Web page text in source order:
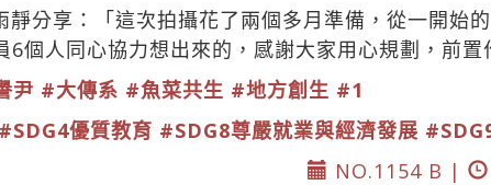
靜分享：「這次拍攝花了兩個多月準備，從一開始
6個人同心協力想出來的，感謝大家用心規劃，前置
尹 #大傳系 #魚菜共生 #地方創生 #1
#SDG4優質教育 #SDG8尊嚴就業與經濟發展
NO.1154 B |